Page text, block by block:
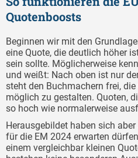
Quotenboosts
Beginnen wir mit den
eine Quote, die deutlich höher
sein sollte. Möglicherweise
und weißt: Nach oben ist nur
steht den Buchmachern frei,
möglich zu gestalten. Quoten,
so hoch wie normalerweise
Herausgebildet haben sich
für die EM 2024 erwarten
einem vergleichbar kleinen